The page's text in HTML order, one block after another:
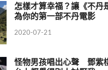
怎樣才算幸福？讓《不丹
為你的第一部不丹電影
2020-07-21
怪物男孩唱出心聲 鄧紫